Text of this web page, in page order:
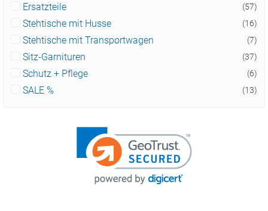
Ersatzteile (57)
Stehtische mit Husse (16)
Stehtische mit Transportwagen (7)
Sitz-Garnituren (37)
Schutz + Pflege (6)
SALE % (13)